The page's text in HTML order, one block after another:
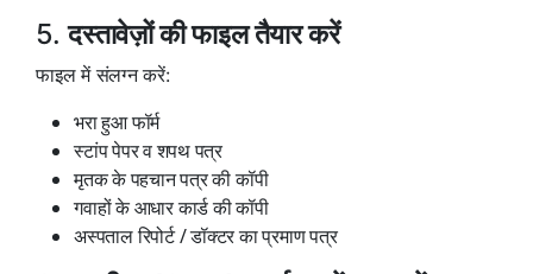
5.दस्तावेज़ों की फाइल तैयार करें
फाइल में संलग्न करें:
भरा हुआ फॉर्म
स्टांप पेपर व शपथ पत्र
मृतक के पहचान पत्र की कॉपी
गवाहों के आधार कार्ड की कॉपी
अस्पताल रिपोर्ट / डॉक्टर का प्रमाण पत्र